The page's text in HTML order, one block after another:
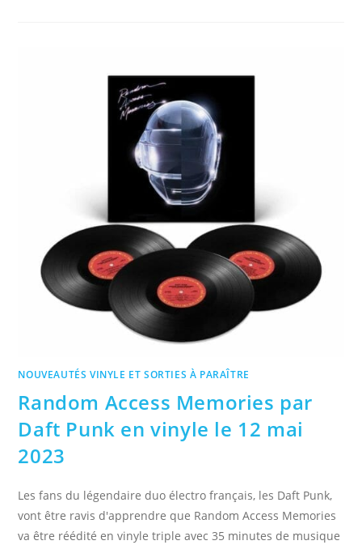
NOUVEAUTÉS VINYLE ET SORTIES À PARAÎTRE
Random Access Memories par
Daft Punk en vinyle le 12 mai
2023
Les fans du légendaire duo électro français, les Daft Punk,
vont être ravis d'apprendre que Random Access Memories
va être réédité en vinyle triple avec 35 minutes de musique